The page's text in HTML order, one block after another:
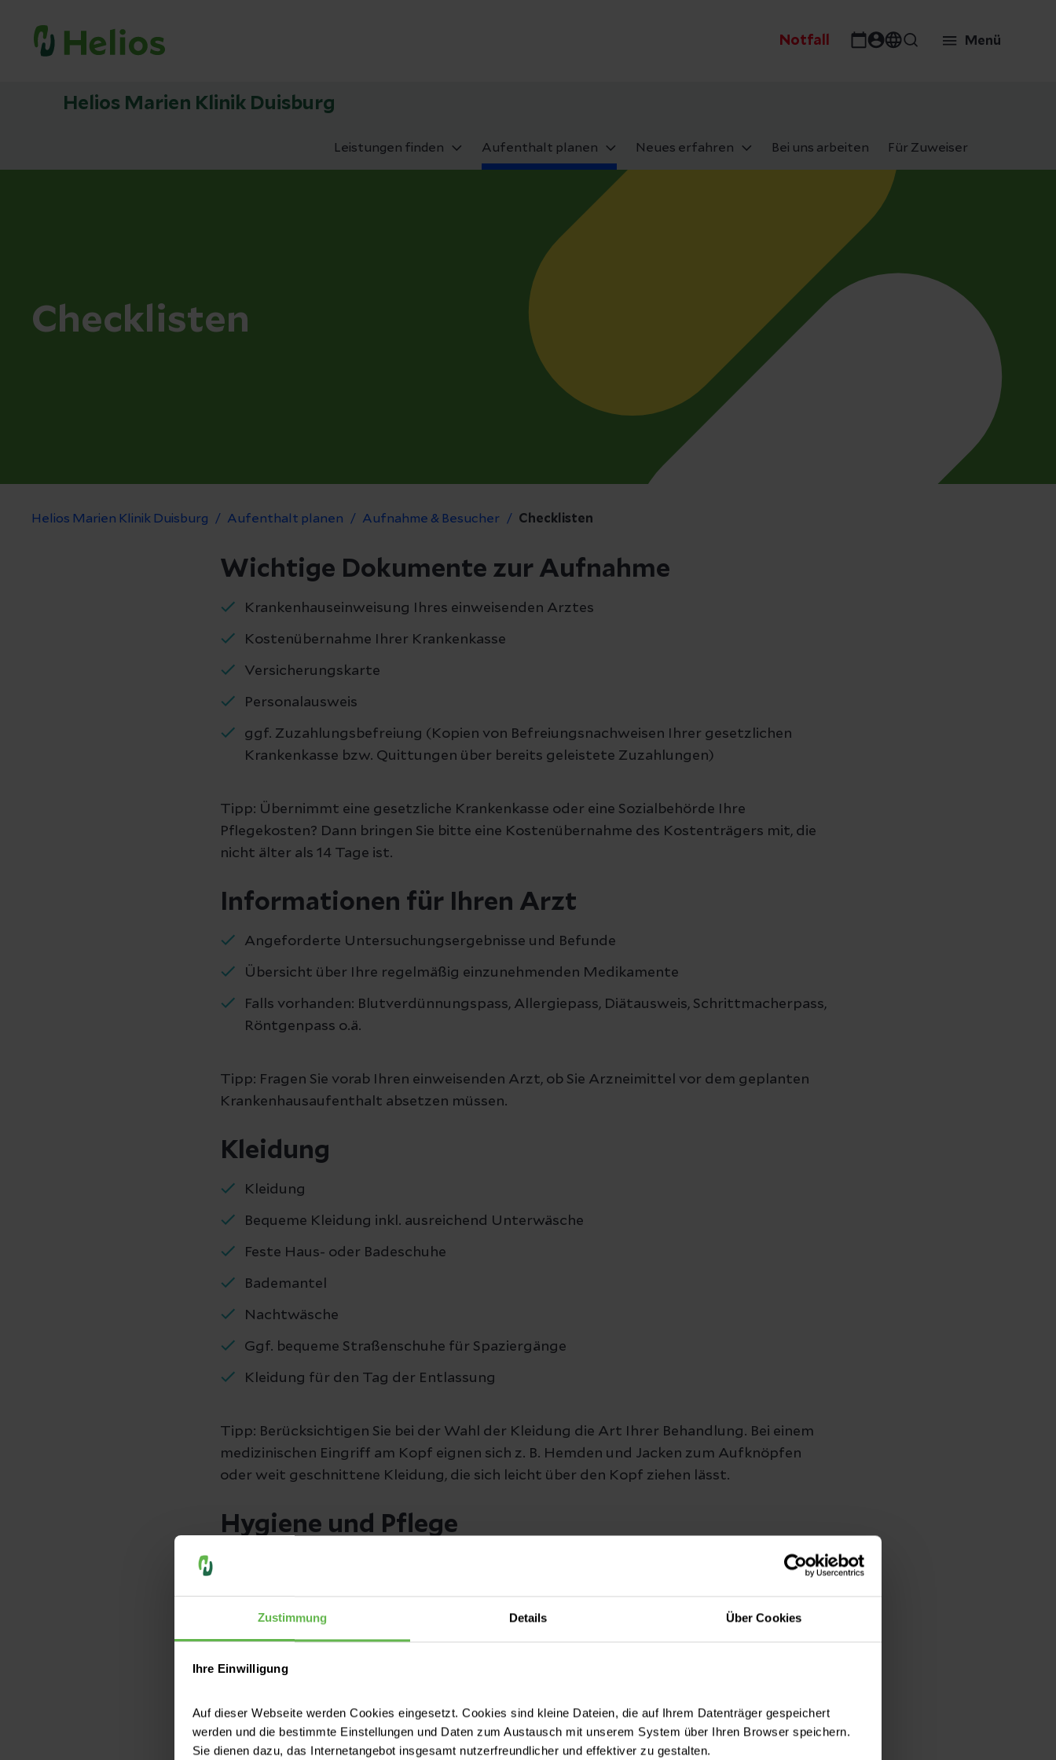
Zustimmung Details Über Cookies
Ihre Einwilligung
Auf dieser Webseite werden Cookies eingesetzt. Cookies sind kleine Dateien, die auf Ihrem Datenträger gespeichert
werden und die bestimmte Einstellungen und Daten zum Austausch mit unserem System über Ihren Browser speichern.
Sie dienen dazu, das Internetangebot insgesamt nutzerfreundlicher und effektiver zu gestalten.
Notfall Menü
Helios Marien Klinik Duisburg
Leistungen finden Aufenthalt planen Neues erfahren Bei uns arbeiten Für Zuweiser
Checklisten
Helios Marien Klinik Duisburg Aufenthalt planen Aufnahme & Besucher Checklisten
Wichtige Dokumente zur Aufnahme
Krankenhauseinweisung Ihres einweisenden Arztes
Kostenübernahme Ihrer Krankenkasse
Versicherungskarte
Personalausweis
ggf. Zuzahlungsbefreiung (Kopien von Befreiungsnachweisen Ihrer gesetzlichen
Krankenkasse bzw. Quittungen über bereits geleistete Zuzahlungen)
Tipp: Übernimmt eine gesetzliche Krankenkasse oder eine Sozialbehörde Ihre
Pflegekosten? Dann bringen Sie bitte eine Kostenübernahme des Kostenträgers mit, die
nicht älter als 14 Tage ist.
Informationen für Ihren Arzt
Angeforderte Untersuchungsergebnisse und Befunde
Übersicht über Ihre regelmäßig einzunehmenden Medikamente
Falls vorhanden: Blutverdünnungspass, Allergiepass, Diätausweis, Schrittmacherpass,
Röntgenpass o.ä.
Tipp: Fragen Sie vorab Ihren einweisenden Arzt, ob Sie Arzneimittel vor dem geplanten
Krankenhausaufenthalt absetzen müssen.
Kleidung
Kleidung
Bequeme Kleidung inkl. ausreichend Unterwäsche
Feste Haus- oder Badeschuhe
Bademantel
Nachtwäsche
Ggf. bequeme Straßenschuhe für Spaziergänge
Kleidung für den Tag der Entlassung
Tipp: Berücksichtigen Sie bei der Wahl der Kleidung die Art Ihrer Behandlung. Bei einem
medizinischen Eingriff am Kopf eignen sich z. B. Hemden und Jacken zum Aufknöpfen
oder weit geschnittene Kleidung, die sich leicht über den Kopf ziehen lässt.
Hygiene und Pflege
Zahnbürste, Zahnpasta, Zahnprothesenbedarf
Duschbad, Seife, Shampoo
Creme und sonstige Hautpflegeprodukte
Taschentücher und ggf. Hygienetücher